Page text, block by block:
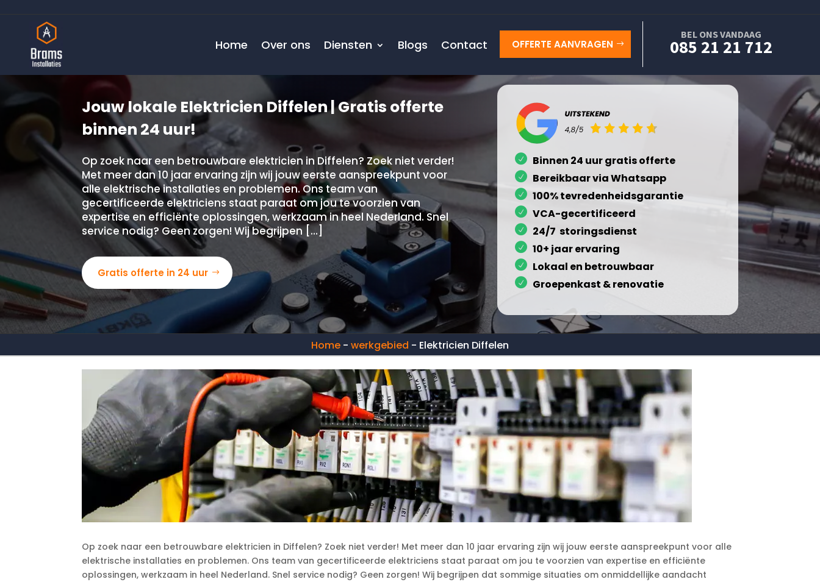
Home Over ons Diensten Blogs Contact OFFERTE AANVRAGEN
BEL ONS VANDAAG
085 21 21 712
Jouw lokale Elektricien Diffelen | Gratis offerte
binnen 24 uur!
Op zoek naar een betrouwbare elektricien in Diffelen? Zoek niet verder!
Met meer dan 10 jaar ervaring zijn wij jouw eerste aanspreekpunt voor
alle elektrische installaties en problemen. Ons team van
gecertificeerde elektriciens staat paraat om jou te voorzien van
expertise en efficiënte oplossingen, werkzaam in heel Nederland. Snel
service nodig? Geen zorgen! Wij begrijpen […]
Gratis offerte in 24 uur
Binnen 24 uur gratis offerte
Bereikbaar via Whatsapp
100% tevredenheidsgarantie
VCA-gecertificeerd
24/7 storingsdienst
10+ jaar ervaring
Lokaal en betrouwbaar
Groepenkast & renovatie
Home - werkgebied - Elektricien Diffelen
Op zoek naar een betrouwbare elektricien in Diffelen? Zoek niet verder! Met meer dan 10 jaar ervaring zijn wij jouw eerste aanspreekpunt voor alle
elektrische installaties en problemen. Ons team van gecertificeerde elektriciens staat paraat om jou te voorzien van expertise en efficiënte
oplossingen, werkzaam in heel Nederland. Snel service nodig? Geen zorgen! Wij begrijpen dat sommige situaties om onmiddellijke aandacht